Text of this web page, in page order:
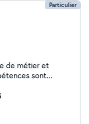
Particulier
de métier et
sont